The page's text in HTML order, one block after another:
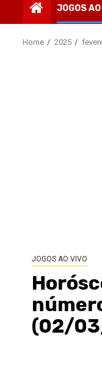
JOGOS
Home 2025
JOGOS AO VIVO
(02/